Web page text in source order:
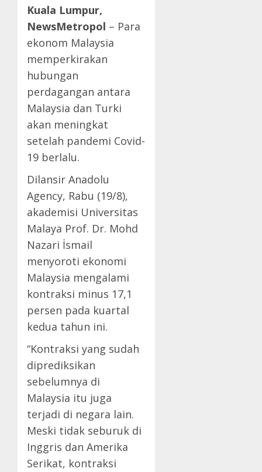
Kuala Lumpur,
NewsMetropol – Para
ekonom Malaysia
memperkirakan
hubungan
perdagangan antara
Malaysia dan Turki
akan meningkat
setelah pandemi Covid-
19 berlalu.
Dilansir Anadolu
Agency, Rabu (19/8),
akademisi Universitas
Malaya Prof. Dr. Mohd
Nazari İsmail
menyoroti ekonomi
Malaysia mengalami
kontraksi minus 17,1
persen pada kuartal
kedua tahun ini.
“Kontraksi yang sudah
diprediksikan
sebelumnya di
Malaysia itu juga
terjadi di negara lain.
Meski tidak seburuk di
Inggris dan Amerika
Serikat, kontraksi